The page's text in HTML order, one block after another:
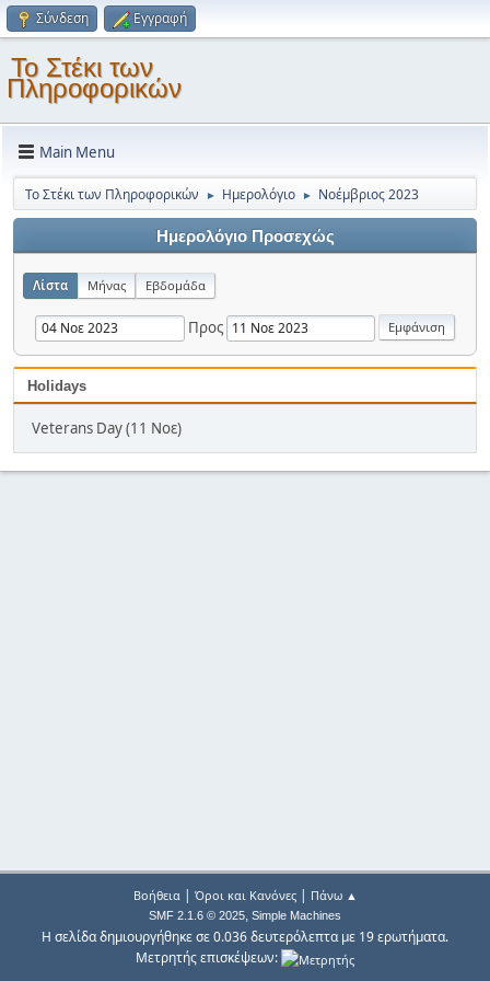
Σύνδεση Εγγραφή
Το Στέκι των
Πληροφορικών
Main Menu
Το Στέκι των Πληροφορικών ► Ημερολόγιο ► Νοέμβριος 2023
Ημερολόγιο Προσεχώς
Λίστα Μήνας Εβδομάδα
Προς
Holidays
Veterans Day (11 Νοε)
Βοήθεια| Όροι και Κανόνες| Πάνω ▲
SMF 2.1.6 © 2025, Simple Machines
Η σελίδα δημιουργήθηκε σε 0.036 δευτερόλεπτα με 19 ερωτήματα.
Μετρητής επισκέψεων: